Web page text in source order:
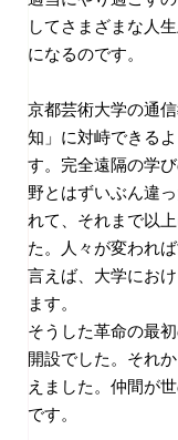
してさまざまな人
になるのです。
京都芸術大学の通
知」に対峙できる
す。完全遠隔の学
野とはずいぶん違
れて、それまで以
た。人々が変われ
言えば、大学にお
ます。
そうした革命の最
開設でした。それ
えました。仲間が
です。